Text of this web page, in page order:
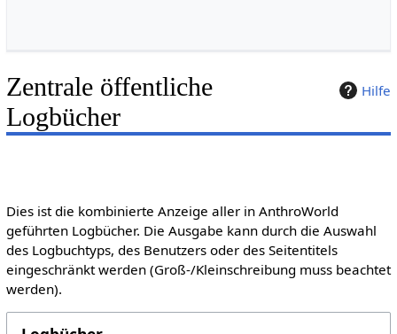
Hilfe
Zentrale öffentliche
Logbücher
Dies ist die kombinierte Anzeige aller in AnthroWorld
geführten Logbücher. Die Ausgabe kann durch die Auswahl
des Logbuchtyps, des Benutzers oder des Seitentitels
eingeschränkt werden (Groß-/Kleinschreibung muss beachtet
werden).